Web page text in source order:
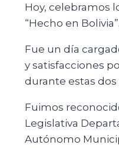
Hoy, celebramos
“Hecho en Bolivia”.
Fue un día
y satisfacciones
durante estas dos
Fuimos
Legislativa
Autónomo